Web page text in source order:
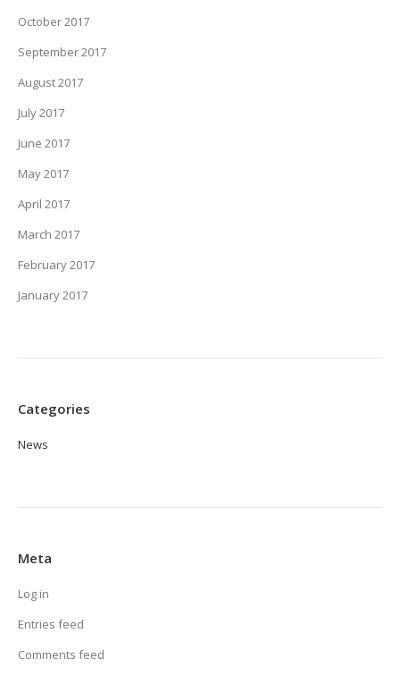
October 2017
September 2017
August 2017
July 2017
June 2017
May 2017
April 2017
March 2017
February 2017
January 2017
Categories
News
Meta
Log in
Entries feed
Comments feed